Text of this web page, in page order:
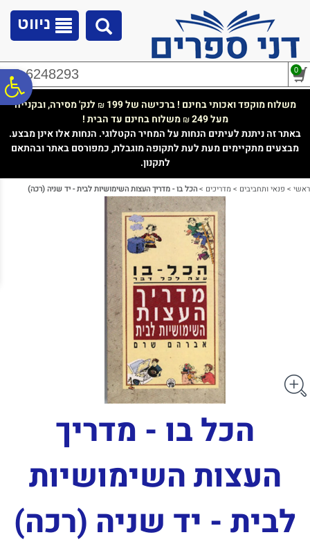
נגישות
ניווט
02-6248293 0
משלוח מוקפד ואכותי בחינם ! ברכישה של 199 ₪ לנק' מסירה, ובקנייה
מעל 249
₪משלוח בחינם עד הבית !
באתר זה ניתנת לעיתים הנחות על המחיר הקטלוגי. הנחות אלו אינן מבצע.
מבצעים מתקיימים מעת לעת לתקופה מוגבלת, כמפורסם באתר ובהתאם
לתקנון.
ראשי > פנאי ותחביבים >מדריכים >הכל בו - מדריך העצות השימושיות לבית - יד שניה (רכה)
הכל בו - מדריך
העצות השימושיות
לבית - יד שניה (רכה)